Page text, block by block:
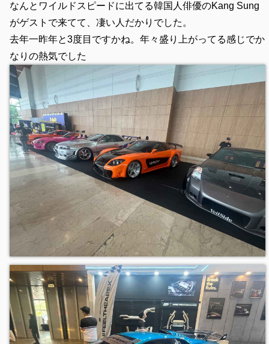
なんとワイルドスピードに出てる韓国人俳優のKang Sung
がゲストで来てて、凄い人だかりでした。
去年一昨年と3度目ですかね。年々盛り上がってる感じでか
なりの熱気でした